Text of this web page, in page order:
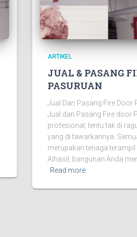
ARTIKEL
JUAL & PASANG
PASURUAN
Jual Dan Pasang Fire Door
Jual dan Pasang Fire door
profesional, tentu tak di
yang di tawarkannya.
merupakan tenaga terampil
Alhasil, bangunan Anda
Read more